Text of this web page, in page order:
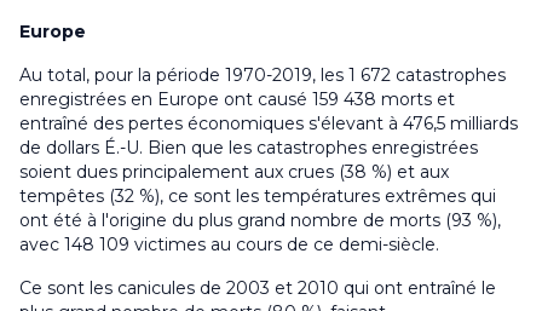
Europe
Au total, pour la période 1970-2019, les 1 672 catastrophes
enregistrées en Europe ont causé 159 438 morts et
entraîné des pertes économiques s'élevant à 476,5 milliards
de dollars É.-U. Bien que les catastrophes enregistrées
soient dues principalement aux crues (38 %) et aux
tempêtes (32 %), ce sont les températures extrêmes qui
ont été à l'origine du plus grand nombre de morts (93 %),
avec 148 109 victimes au cours de ce demi-siècle.
Ce sont les canicules de 2003 et 2010 qui ont entraîné le